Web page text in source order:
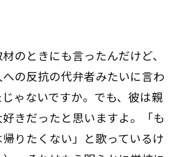
のときにも言ったんだけど、
の反抗の代弁者みたいに言わ
ゃないですか。でも、彼は親
きだったと思いますよ。「も
りたくない」と歌っているけ